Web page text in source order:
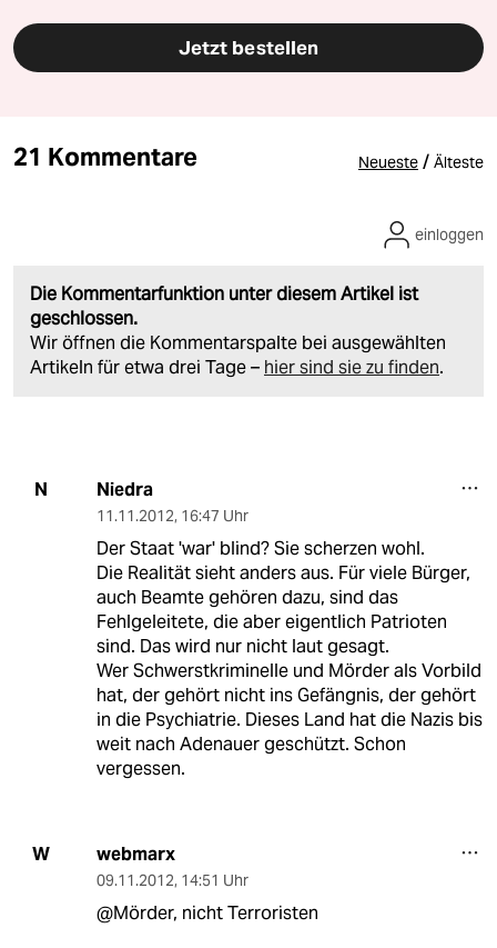
Jetzt bestellen
21 Kommentare Neueste / Älteste
Die Kommentarfunktion unter diesem Artikel ist
geschlossen.
Wir öffnen die Kommentarspalte bei ausgewählten
Artikeln für etwa drei Tage – hier sind sie zu finden.
einloggen
N Niedra
11.11.2012, 16:47 Uhr
Der Staat 'war' blind? Sie scherzen wohl.
Die Realität sieht anders aus. Für viele Bürger,
auch Beamte gehören dazu, sind das
Fehlgeleitete, die aber eigentlich Patrioten
sind. Das wird nur nicht laut gesagt.
Wer Schwerstkriminelle und Mörder als Vorbild
hat, der gehört nicht ins Gefängnis, der gehört
in die Psychiatrie. Dieses Land hat die Nazis bis
weit nach Adenauer geschützt. Schon
vergessen.
W webmarx
09.11.2012, 14:51 Uhr
@Mörder, nicht Terroristen